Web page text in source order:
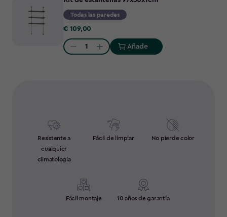
Todas las paredes
€
109,00
€ 109,00
Quantity:
Añade
Resistente a
cualquier
climatología
Fácil de limpiar No pierde color
Fácil montaje 10 años de garantía